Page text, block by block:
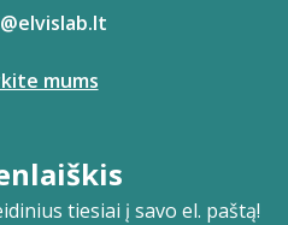
mums
tiesiai į savo el. paštą!